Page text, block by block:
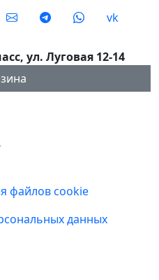
vk
ул. Луговая 12-14
файлов cookie
данных